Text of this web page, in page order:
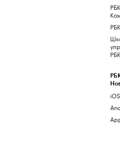
РБК
РБК
iOS